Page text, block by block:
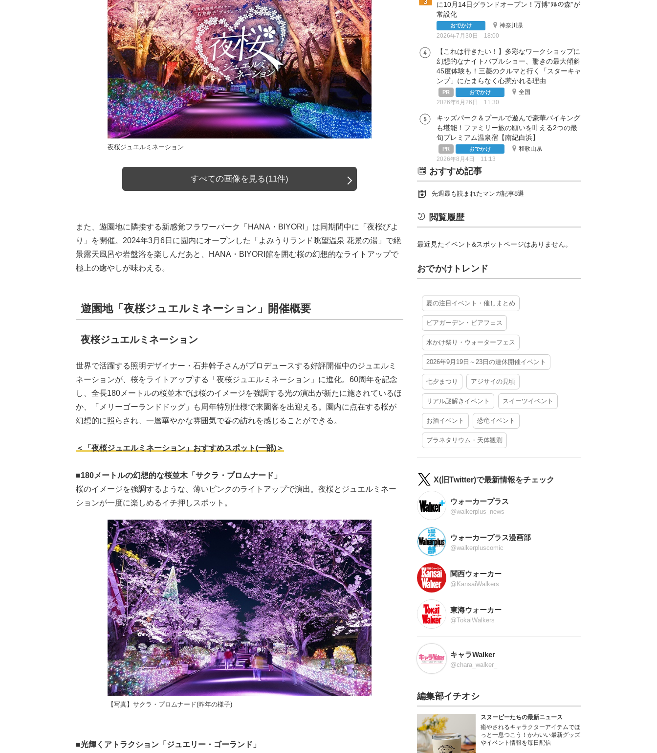
夜桜ジュエルミネーション
すべての画像を見る(11件)
また、遊園地に隣接する新感覚フラワーパーク「HANA・BIYORI」は同期間中に「夜桜びよ
り」を開催。2024年3月6日に園内にオープンした「よみうりランド眺望温泉 花景の湯」で絶
景露天風呂や岩盤浴を楽しんだあと、HANA・BIYORI館を囲む桜の幻想的なライトアップで
極上の癒やしが味わえる。
遊園地「夜桜ジュエルミネーション」開催概要
夜桜ジュエルミネーション
世界で活躍する照明デザイナー・石井幹子さんがプロデュースする好評開催中のジュエルミ
ネーションが、桜をライトアップする「夜桜ジュエルミネーション」に進化。60周年を記念
し、全長180メートルの桜並木では桜のイメージを強調する光の演出が新たに施されているほ
か、「メリーゴーランドドッグ」も周年特別仕様で来園客を出迎える。園内に点在する桜が
幻想的に照らされ、一層華やかな雰囲気で春の訪れを感じることができる。
＜「夜桜ジュエルミネーション」おすすめスポット(一部)＞
■180メートルの幻想的な桜並木「サクラ・プロムナード」
桜のイメージを強調するような、薄いピンクのライトアップで演出。夜桜とジュエルミネー
ションが一度に楽しめるイチ押しスポット。
【写真】サクラ・プロムナード(昨年の様子)
■光輝くアトラクション「ジュエリー・ゴーランド」
に10月14日グランドオープン！万博“ﾇﾙの森”が
常設化
おでかけ
神奈川県
2026年7月30日 18:00
【これは行きたい！】多彩なワークショップに
幻想的なナイトバブルショー、驚きの最大傾斜
45度体験も！三菱のクルマと行く「スターキャ
ンプ」にたまらなく心惹かれる理由
おでかけ
全国
2026年6月26日 11:30
キッズパーク＆プールで遊んで豪華バイキング
も堪能！ファミリー旅の願いを叶える2つの最
旬プレミアム温泉宿【南紀白浜】
おでかけ
和歌山県
2026年8月4日 11:13
おすすめ記事
先週最も読まれたマンガ記事8選
閲覧履歴
最近見たイベント&スポットページはありません。
おでかけトレンド
夏の注目イベント・催しまとめ
ビアガーデン・ビアフェス
水かけ祭り・ウォーターフェス
2026年9月19日～23日の連休開催イベント
七夕まつり アジサイの見頃
リアル謎解きイベント スイーツイベント
お酒イベント 恐竜イベント
プラネタリウム・天体観測
X(旧Twitter)で最新情報をチェック
ウォーカープラス
@walkerplus_news
ウォーカープラス漫画部
@walkerpluscomic
関西ウォーカー
@KansaiWalkers
東海ウォーカー
@TokaiWalkers
キャラWalker
@chara_walker_
編集部イチオシ
スヌーピーたちの最新ニュース
癒やされるキャラクターアイテムでほ
っと一息つこう！かわいい最新グッズ
やイベント情報を毎日配信